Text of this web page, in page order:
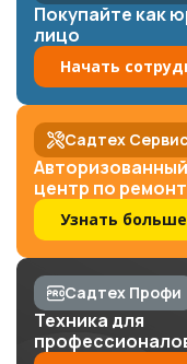
Покупайте как
лицо
Начать
Садтех Сервис
центр по
Узнать больше
Садтех Профи
Техника для